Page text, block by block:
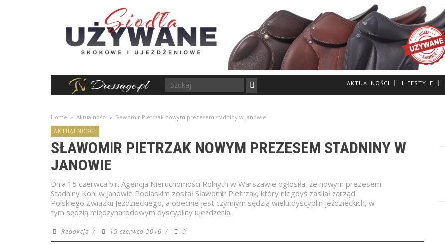
AKTUALNOŚCI LIFESTYLE
Home » Aktualności » Sławomir Pietrzak nowym prezesem stadniny w Janowie
AKTUALNOŚCI
SŁAWOMIR PIETRZAK NOWYM PREZESEM STADNINY W
JANOWIE
Dnia 15 czerwca b.r. Agencja Nieruchomości Rolnych w Warszawie ogłosiła, że nowym prezesem
Stadniny Koni w Janowie Podlaskim został Sławomir Pietrzak, który niegdyś zasilał zarząd
Polskiego Związku Jeździeckiego, a obecnie jest czynnym sędzią wielu dyscyplin jeździeckich, w
tym sędzią międzynarodowym dyscypliny ujeżdżenia.
Redakcja / 15 czerwca 2016 / 0